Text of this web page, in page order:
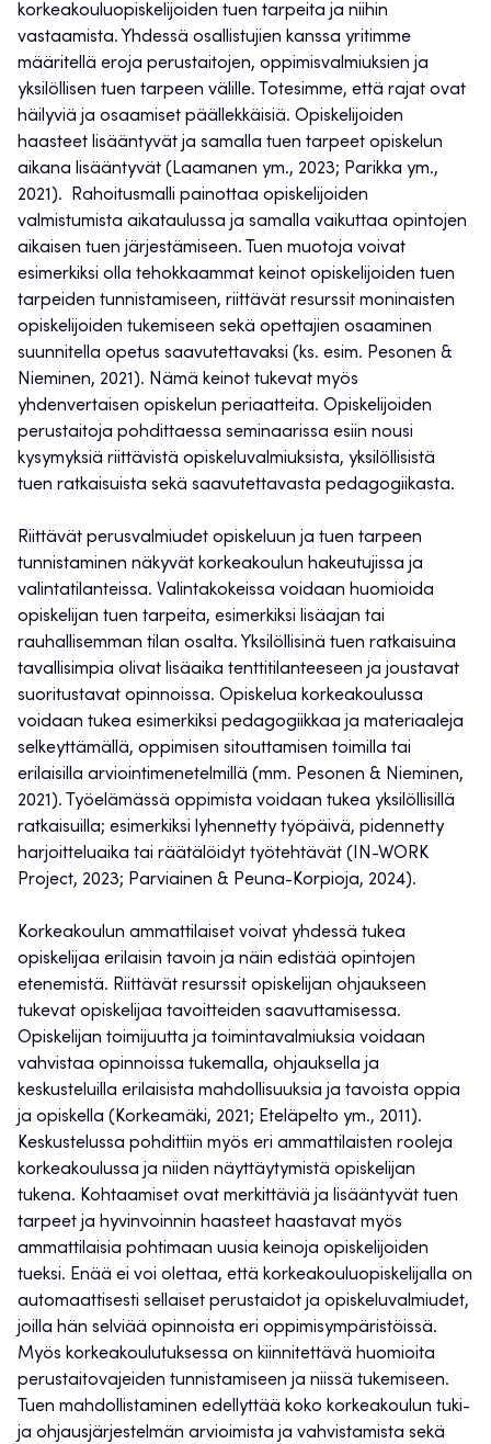
korkeakouluopiskelijoiden tuen tarpeita ja niihin
vastaamista. Yhdessä osallistujien kanssa yritimme
määritellä eroja perustaitojen, oppimisvalmiuksien ja
yksilöllisen tuen tarpeen välille. Totesimme, että rajat ovat
häilyviä ja osaamiset päällekkäisiä. Opiskelijoiden
haasteet lisääntyvät ja samalla tuen tarpeet opiskelun
aikana lisääntyvät (Laamanen ym., 2023; Parikka ym.,
2021). Rahoitusmalli painottaa opiskelijoiden
valmistumista aikataulussa ja samalla vaikuttaa opintojen
aikaisen tuen järjestämiseen. Tuen muotoja voivat
esimerkiksi olla tehokkaammat keinot opiskelijoiden tuen
tarpeiden tunnistamiseen, riittävät resurssit moninaisten
opiskelijoiden tukemiseen sekä opettajien osaaminen
suunnitella opetus saavutettavaksi (ks. esim. Pesonen &
Nieminen, 2021). Nämä keinot tukevat myös
yhdenvertaisen opiskelun periaatteita. Opiskelijoiden
perustaitoja pohdittaessa seminaarissa esiin nousi
kysymyksiä riittävistä opiskeluvalmiuksista, yksilöllisistä
tuen ratkaisuista sekä saavutettavasta pedagogiikasta.
Riittävät perusvalmiudet opiskeluun ja tuen tarpeen
tunnistaminen näkyvät korkeakoulun hakeutujissa ja
valintatilanteissa. Valintakokeissa voidaan huomioida
opiskelijan tuen tarpeita, esimerkiksi lisäajan tai
rauhallisemman tilan osalta. Yksilöllisinä tuen ratkaisuina
tavallisimpia olivat lisäaika tenttitilanteeseen ja joustavat
suoritustavat opinnoissa. Opiskelua korkeakoulussa
voidaan tukea esimerkiksi pedagogiikkaa ja materiaaleja
selkeyttämällä, oppimisen sitouttamisen toimilla tai
erilaisilla arviointimenetelmillä (mm. Pesonen & Nieminen,
2021). Työelämässä oppimista voidaan tukea yksilöllisillä
ratkaisuilla; esimerkiksi lyhennetty työpäivä, pidennetty
harjoitteluaika tai räätälöidyt työtehtävät (IN-WORK
Project, 2023; Parviainen & Peuna-Korpioja, 2024).
Korkeakoulun ammattilaiset voivat yhdessä tukea
opiskelijaa erilaisin tavoin ja näin edistää opintojen
etenemistä. Riittävät resurssit opiskelijan ohjaukseen
tukevat opiskelijaa tavoitteiden saavuttamisessa.
Opiskelijan toimijuutta ja toimintavalmiuksia voidaan
vahvistaa opinnoissa tukemalla, ohjauksella ja
keskusteluilla erilaisista mahdollisuuksia ja tavoista oppia
ja opiskella (Korkeamäki, 2021; Eteläpelto ym., 2011).
Keskustelussa pohdittiin myös eri ammattilaisten rooleja
korkeakoulussa ja niiden näyttäytymistä opiskelijan
tukena. Kohtaamiset ovat merkittäviä ja lisääntyvät tuen
tarpeet ja hyvinvoinnin haasteet haastavat myös
ammattilaisia pohtimaan uusia keinoja opiskelijoiden
tueksi. Enää ei voi olettaa, että korkeakouluopiskelijalla on
automaattisesti sellaiset perustaidot ja opiskeluvalmiudet,
joilla hän selviää opinnoista eri oppimisympäristöissä.
Myös korkeakoulutuksessa on kiinnitettävä huomioita
perustaitovajeiden tunnistamiseen ja niissä tukemiseen.
Tuen mahdollistaminen edellyttää koko korkeakoulun tuki-
ja ohjausjärjestelmän arvioimista ja vahvistamista sekä